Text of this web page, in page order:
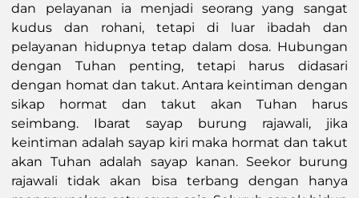
dan pelayanan ia menjadi seorang yang sangat
kudus dan rohani, tetapi di luar ibadah dan
pelayanan hidupnya tetap dalam dosa. Hubungan
dengan Tuhan penting, tetapi harus didasari
dengan homat dan takut. Antara keintiman dengan
sikap hormat dan takut akan Tuhan harus
seimbang. Ibarat sayap burung rajawali, jika
keintiman adalah sayap kiri maka hormat dan takut
akan Tuhan adalah sayap kanan. Seekor burung
rajawali tidak akan bisa terbang dengan hanya